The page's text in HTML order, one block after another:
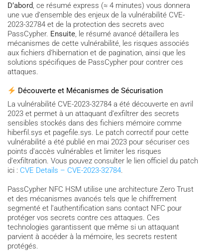
D’abord, ce résumé express (≈ 4 minutes) vous donnera
une vue d’ensemble des enjeux de la vulnérabilité CVE-
2023-32784 et de la protection des secrets avec
PassCypher. Ensuite, le résumé avancé détaillera les
mécanismes de cette vulnérabilité, les risques associés
aux fichiers d’hibernation et de pagination, ainsi que les
solutions spécifiques de PassCypher pour contrer ces
attaques.
Découverte et Mécanismes de Sécurisation
La vulnérabilité CVE-2023-32784 a été découverte en avril
2023 et permet à un attaquant d’exfiltrer des secrets
sensibles stockés dans des fichiers mémoire comme
hiberfil.sys et pagefile.sys. Le patch correctif pour cette
vulnérabilité a été publié en mai 2023 pour sécuriser ces
points d’accès vulnérables et limiter les risques
d’exfiltration. Vous pouvez consulter le lien officiel du patch
ici : CVE Details – CVE-2023-32784
PassCypher NFC HSM utilise une architecture Zero Trust
et des mécanismes avancés tels que le chiffrement
segmenté et l’authentification sans contact NFC pour
protéger vos secrets contre ces attaques. Ces
technologies garantissent que même si un attaquant
parvient à accéder à la mémoire, les secrets restent
protégés.